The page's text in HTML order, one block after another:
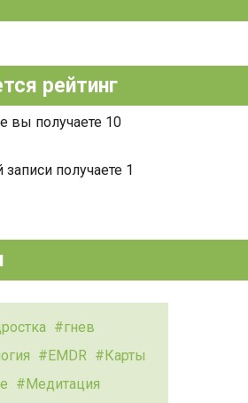
рейтинг
вы получаете 10
получаете 1
гнев
EMDR
Карты
Медитация